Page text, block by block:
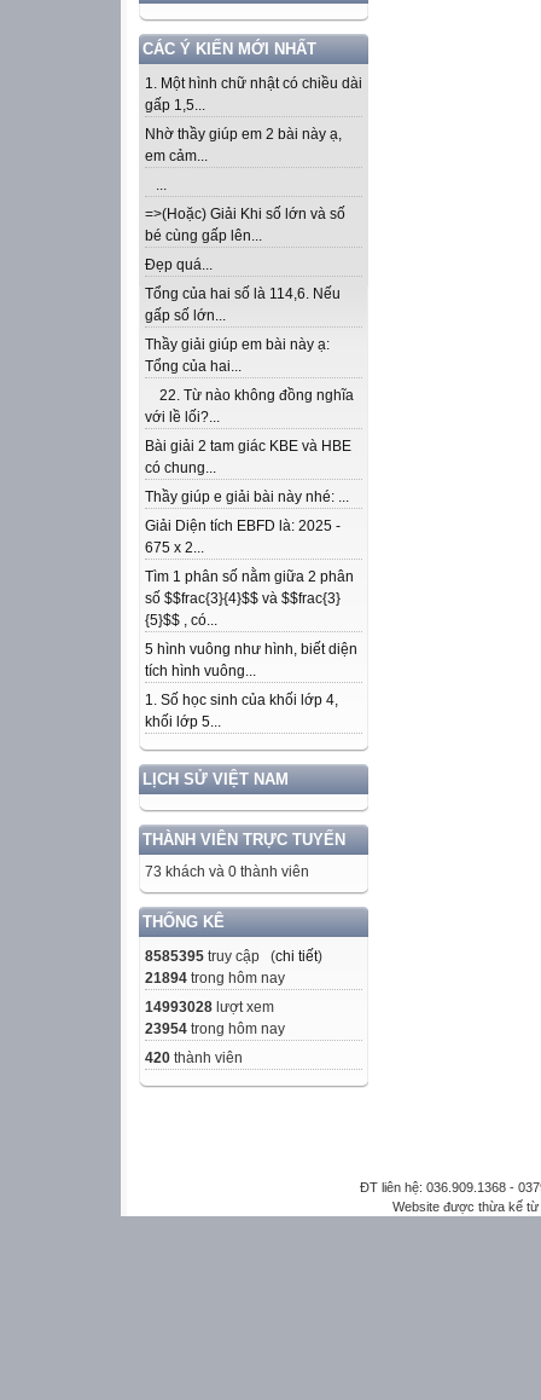
CÁC Ý KIẾN MỚI NHẤT
1. Một hình chữ nhật có chiều dài
gấp 1,5...
Nhờ thầy giúp em 2 bài này ạ,
em cảm...
...
=>(Hoặc) Giải Khi số lớn và số
bé cùng gấp lên...
Đẹp quá...
Tổng của hai số là 114,6. Nếu
gấp số lớn...
Thầy giải giúp em bài này ạ:
Tổng của hai...
22. Từ nào không đồng nghĩa
với lề lối?...
Bài giải 2 tam giác KBE và HBE
có chung...
Thầy giúp e giải bài này nhé: ...
Giải Diện tích EBFD là: 2025 -
675 x 2...
Tìm 1 phân số nằm giữa 2 phân
số $$frac{3}{4}$$ và $$frac{3}
{5}$$ , có...
5 hình vuông như hình, biết diện
tích hình vuông...
1. Số học sinh của khối lớp 4,
khối lớp 5...
LỊCH SỬ VIỆT NAM
THÀNH VIÊN TRỰC TUYẾN
73 khách và 0 thành viên
THỐNG KÊ
8585395 truy cập (chi tiết)
21894 trong hôm nay
14993028 lượt xem
23954 trong hôm nay
420 thành viên
ĐT liên hệ: 036.909.1368 -
Website được thừa kế từ